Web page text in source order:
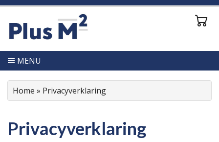
MENU
Home » Privacyverklaring
Privacyverklaring